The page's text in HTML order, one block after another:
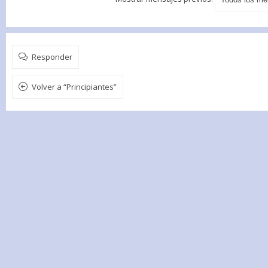
Responder
Volver a “Principiantes”